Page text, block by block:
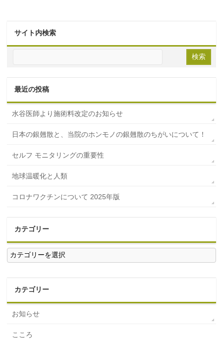
サイト内検索
最近の投稿
水谷医師より施術料改定のお知らせ
日本の銀翹散と、当院のホンモノの銀翹散のちがいについて！
セルフ モニタリングの重要性
地球温暖化と人類
コロナワクチンについて 2025年版
カテゴリー
カ
テ
ゴ
カテゴリー
お知らせ
こころ